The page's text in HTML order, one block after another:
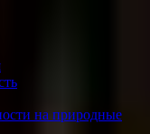
на природные